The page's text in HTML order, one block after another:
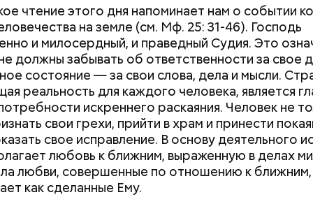
чтение этого дня напоминает нам о событии
на земле (см. Мф. 25: 31-46). Господь
и милосердный, и праведный Судия. Это
должны забывать об ответственности за свое
состояние — за свои слова, дела и мысли.
реальность для каждого человека, является
искреннего раскаяния. Человек не
свои грехи, прийти в храм и принести
свое исправление. В основу деятельного
любовь к ближним, выраженную в делах
любви, совершенные по отношению к
как сделанные Ему.
порезанные кубиками, нужно легко обжарить на
К ним добавляются зелень петрушки, чеснок,
Получается очень вкусно, — поделился
предупредила: не для всех дыня может
первую очередь ее стоит есть с осторожностью
Как узнать, снесут ли дом по
реновации в Москве: где
искать информацию и сроки
Как
диабета